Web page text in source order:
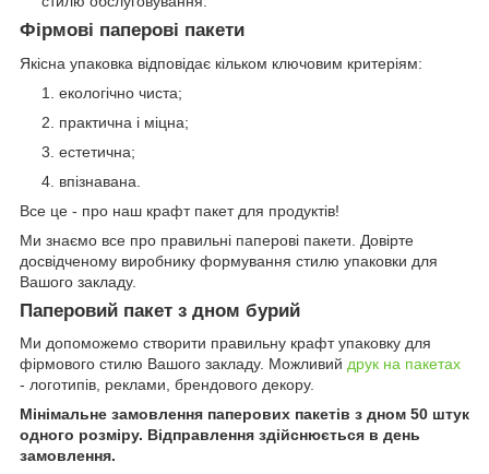
Фірмові паперові пакети
Якісна упаковка відповідає кільком ключовим критеріям:
екологічно чиста;
практична і міцна;
естетична;
впізнавана.
Все це - про наш крафт пакет для продуктів!
Ми знаємо все про правильні паперові пакети. Довірте
досвідченому виробнику формування стилю упаковки для
Вашого закладу.
Паперовий пакет з дном бурий
Ми допоможемо створити правильну крафт упаковку для
фірмового стилю Вашого закладу. Можливий друк на пакетах
- логотипів, реклами, брендового декору.
Мінімальне замовлення паперових пакетів з дном 50 штук
одного розміру. Відправлення здійснюється в день
замовлення.